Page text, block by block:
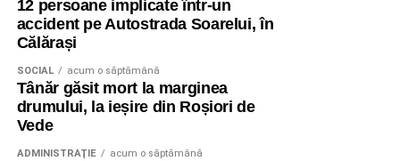
12 persoane implicate într-un
accident pe Autostrada Soarelui, în
Călărași
SOCIAL acum o săptămână
Tânăr găsit mort la marginea
drumului, la ieșire din Roșiori de
Vede
ADMINISTRAŢIE acum o săptămână